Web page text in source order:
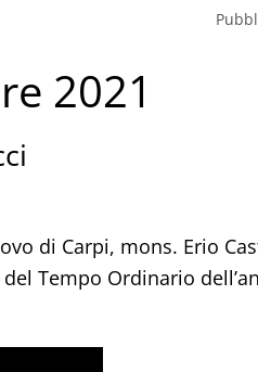
2021
di Carpi, mons. Erio
Tempo Ordinario